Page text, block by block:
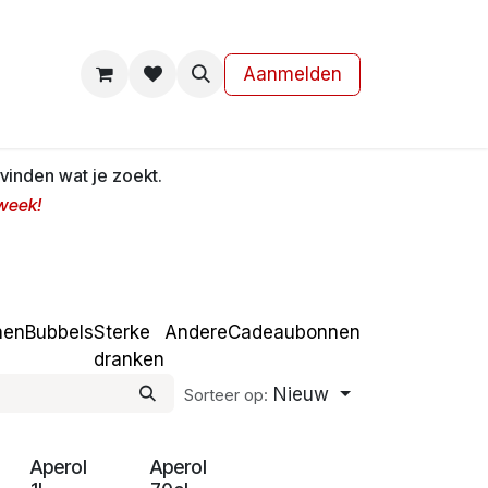
Aanmelden
wat je zoekt.
BubbelsSterke
dranken
AndereCadeaubonnen
Sorteer op: Nieuw
Zomer
Aperol
Zomer
Aperol